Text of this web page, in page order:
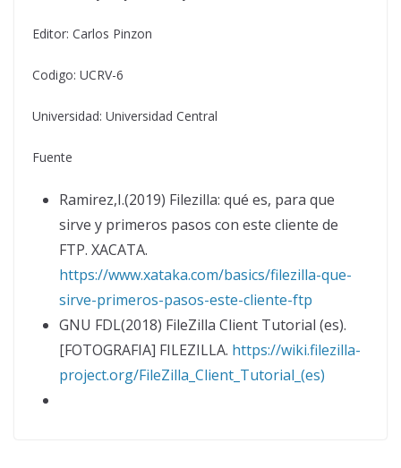
Editor: Carlos Pinzon
Codigo: UCRV-6
Universidad: Universidad Central
Fuente
Ramirez,I.(2019) Filezilla: qué es, para que
sirve y primeros pasos con este cliente de
FTP. XACATA.
https://www.xataka.com/basics/filezilla-que-
sirve-primeros-pasos-este-cliente-ftp
GNU FDL(2018) FileZilla Client Tutorial (es).
[FOTOGRAFIA] FILEZILLA. https://wiki.filezilla-
project.org/FileZilla_Client_Tutorial_(es)